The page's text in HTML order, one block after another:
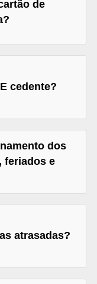
de
cedente?
dos
feriados e
atrasadas?